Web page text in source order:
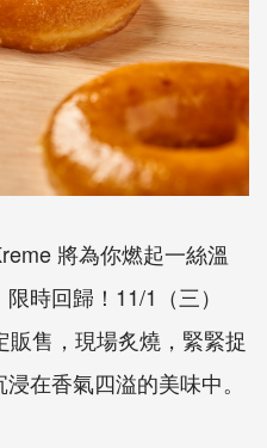
將為你燃起一絲溫
時回歸！11/1（三）
售，現場炙燒，緊緊捉
在香氣四溢的美味中。